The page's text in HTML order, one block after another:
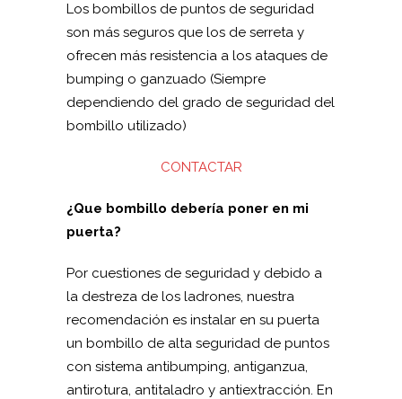
Los bombillos de puntos de seguridad
son más seguros que los de serreta y
ofrecen más resistencia a los ataques de
bumping o ganzuado (Siempre
dependiendo del grado de seguridad del
bombillo utilizado)
CONTACTAR
¿Que bombillo debería poner en mi
puerta?
Por cuestiones de seguridad y debido a
la destreza de los ladrones, nuestra
recomendación es instalar en su puerta
un bombillo de alta seguridad de puntos
con sistema antibumping, antiganzua,
antirotura, antitaladro y antiextracción. En